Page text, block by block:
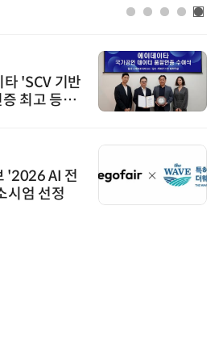
'SCV 기반
최고 등급
'2026 AI 전
시엄 선정